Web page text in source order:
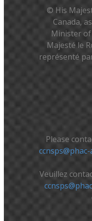
© His
Canada,
Minister
Majesté le
représenté
Please
ccnsps@phac-
Veuillez